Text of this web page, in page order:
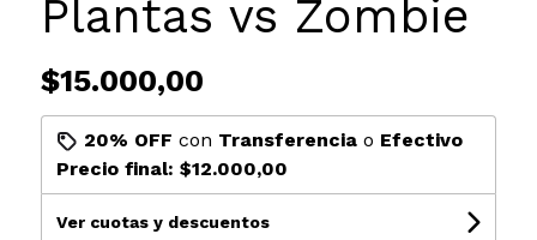
Plantas vs Zombie
$15.000,00
20% OFF con Transferenciao Efectivo
Precio final: $12.000,00
Ver cuotas y descuentos